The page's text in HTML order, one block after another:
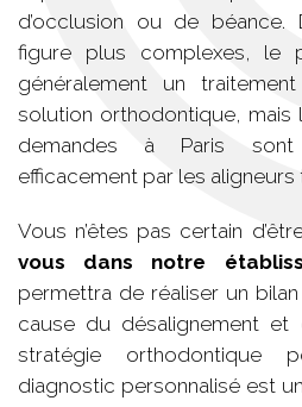
d’occlusion ou de
figure plus complexes, le
généralement un
solution orthodontique, mais
demandes à Paris sont
efficacement par les aligneurs
Vous n’êtes pas certain
vous dans notre
permettra de réaliser un
cause du désalignement et
stratégie orthodontique
diagnostic personnalisé est